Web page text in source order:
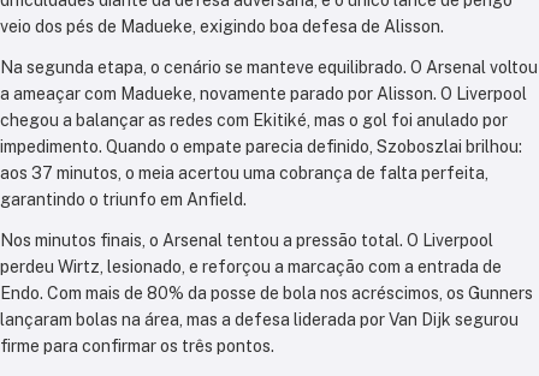
veio dos pés de Madueke, exigindo boa defesa de Alisson.
Na segunda etapa, o cenário se manteve equilibrado. O Arsenal voltou
a ameaçar com Madueke, novamente parado por Alisson. O Liverpool
chegou a balançar as redes com Ekitiké, mas o gol foi anulado por
impedimento. Quando o empate parecia definido, Szoboszlai brilhou:
aos 37 minutos, o meia acertou uma cobrança de falta perfeita,
garantindo o triunfo em Anfield.
Nos minutos finais, o Arsenal tentou a pressão total. O Liverpool
perdeu Wirtz, lesionado, e reforçou a marcação com a entrada de
Endo. Com mais de 80% da posse de bola nos acréscimos, os Gunners
lançaram bolas na área, mas a defesa liderada por Van Dijk segurou
firme para confirmar os três pontos.